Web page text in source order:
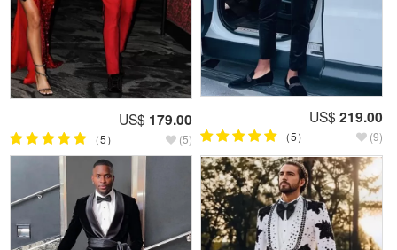
US$ 179.00
（5） (5)
US$ 219.00
（5） (9)